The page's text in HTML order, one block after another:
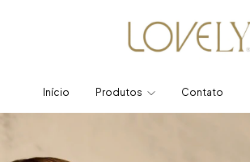
Início Produtos Contato